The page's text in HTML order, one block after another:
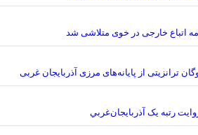
اتباع خارجی در خوی متلاشی شد
رتبه يک آذربايجان‌غربي